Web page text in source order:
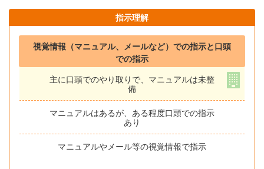
指示理解
視覚情報（マニュアル、メールなど）での指示と口頭
での指示
主に口頭でのやり取りで、マニュアルは未整
備
マニュアルはあるが、ある程度口頭での指示
あり
マニュアルやメール等の視覚情報で指示